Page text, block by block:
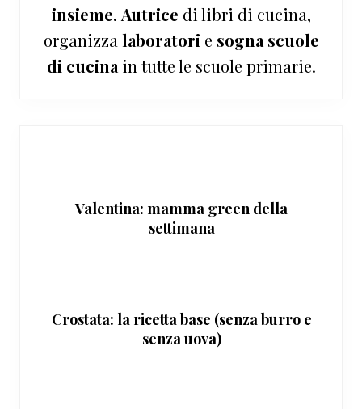
insieme. Autrice di libri di cucina,
organizza laboratori e sogna scuole
di cucina in tutte le scuole primarie.
Valentina: mamma green della
settimana
Crostata: la ricetta base (senza burro e
senza uova)